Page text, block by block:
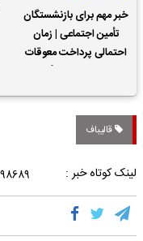
خبر مهم برای بازنشستگان
تأمین اجتماعی | زمان
احتمالی پرداخت معوقات
قالیباف
لینک کوتاه خبر :